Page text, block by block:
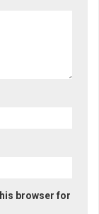
browser for